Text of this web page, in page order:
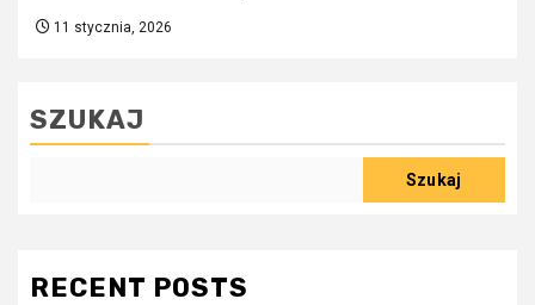
11 stycznia, 2026
SZUKAJ
Szukaj
RECENT POSTS